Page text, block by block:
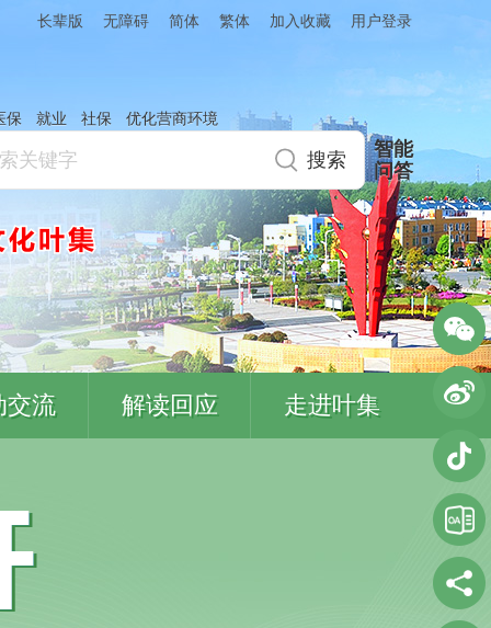
长辈版 无障碍 简体 繁体 加入收藏 用户登录
保 就业 社保 优化营商环境
智能
问答
交流 解读回应 走进叶集